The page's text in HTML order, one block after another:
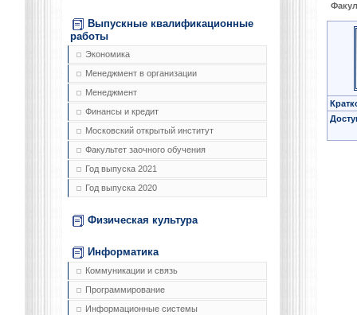
Выпускные квалификационные
работы
Экономика
Менеджмент в организации
Менеджмент
Финансы и кредит
Московский открытый институт
Факультет заочного обучения
Год выпуска 2021
Год выпуска 2020
Физическая культура
Информатика
Коммуникации и связь
Программирование
Информационные системы